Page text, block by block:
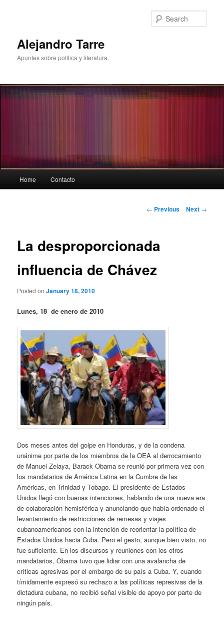
Alejandro Tarre
Apuntes sobre política y literatura.
Home Contacto
Post
← Previous Next →
La desproporcionada
influencia de Chávez
Posted onJanuary 18, 2010
Lunes, 18 de enero de 2010
Dos meses antes del golpe en Honduras, y de la condena
unánime por parte de los miembros de la OEA al derrocamiento
de Manuel Zelaya, Barack Obama se reunió por primera vez con
los mandatarios de América Latina en la Cumbre de las
Américas, en Trinidad y Tobago. El presidente de Estados
Unidos llegó con buenas intenciones, hablando de una nueva era
de colaboración hemisférica y anunciando que había ordenado el
levantamiento de restricciones de remesas y viajes
cubanoamericanos con la intención de reorientar la política de
Estados Unidos hacia Cuba. Pero el gesto, aunque bien visto, no
fue suficiente. En los discursos y reuniones con los otros
mandatarios, Obama tuvo que lidiar con una avalancha de
críticas agresivas por el embargo de su país a Cuba. Y, cuando
tímidamente expresó su rechazo a las políticas represivas de la
dictadura cubana, no recibió señal visible de apoyo por parte de
ningún país.